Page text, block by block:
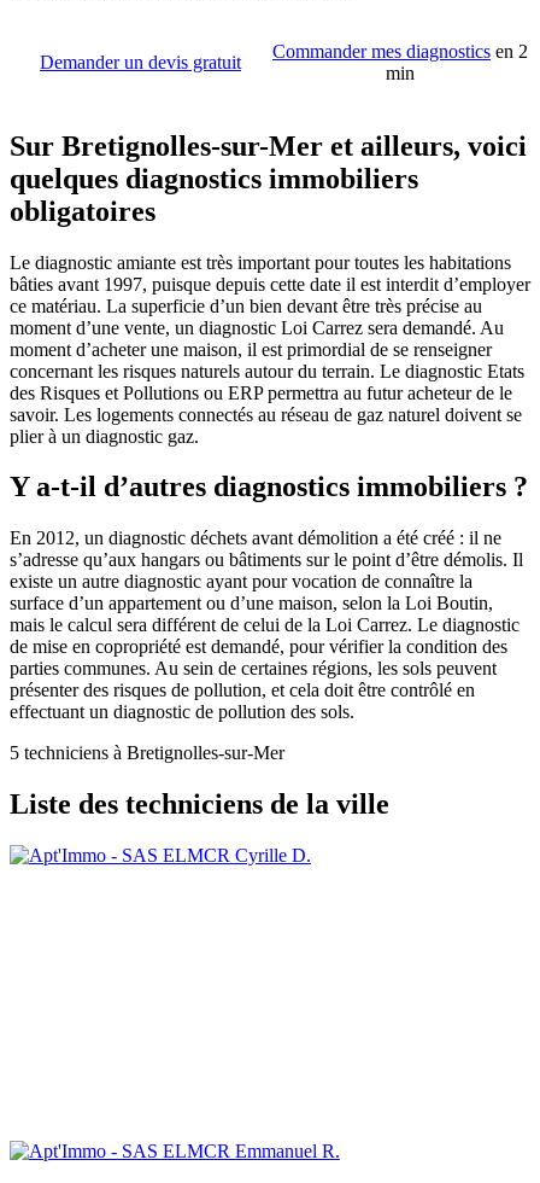
Demander un devis gratuit
Commander mes diagnostics en 2
min
Sur Bretignolles-sur-Mer et ailleurs, voici
quelques diagnostics immobiliers
obligatoires
Le diagnostic amiante est très important pour toutes les habitations
bâties avant 1997, puisque depuis cette date il est interdit d’employer
ce matériau. La superficie d’un bien devant être très précise au
moment d’une vente, un diagnostic Loi Carrez sera demandé. Au
moment d’acheter une maison, il est primordial de se renseigner
concernant les risques naturels autour du terrain. Le diagnostic Etats
des Risques et Pollutions ou ERP permettra au futur acheteur de le
savoir. Les logements connectés au réseau de gaz naturel doivent se
plier à un diagnostic gaz.
Y a-t-il d’autres diagnostics immobiliers ?
En 2012, un diagnostic déchets avant démolition a été créé : il ne
s’adresse qu’aux hangars ou bâtiments sur le point d’être démolis. Il
existe un autre diagnostic ayant pour vocation de connaître la
surface d’un appartement ou d’une maison, selon la Loi Boutin,
mais le calcul sera différent de celui de la Loi Carrez. Le diagnostic
de mise en copropriété est demandé, pour vérifier la condition des
parties communes. Au sein de certaines régions, les sols peuvent
présenter des risques de pollution, et cela doit être contrôlé en
effectuant un diagnostic de pollution des sols.
5 techniciens à Bretignolles-sur-Mer
Liste des techniciens de la ville
Cyrille D.
Emmanuel R.